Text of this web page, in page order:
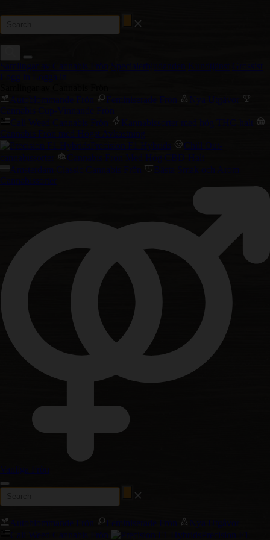
Samlingar av Cannabis Frön Specialerbjudanden Kundtjänst Grossist
Logg in Logga in
Autoblommande Frön
Feminiserade Frön
Nya Utgåvor
Cannabis Cup-Vinnande Frön
Cali Weed Cannabis Frön
Kannabissorter med hög THC-halt
Cannabis Frön med Högst Avkastning
Precision F1 Hybrids
Chill Out-
cannabissorter
Cannabis Frön Med Hög CBD-Halt
Amsterdam Classic Cannabis Frön
Bästa Smak och Arom
Cannabissorter
Vanliga Frön
Autoblommande Frön Feminiserade Frön
Nya Utgåvor
Cali Weed Cannabis Frön
Precision F1